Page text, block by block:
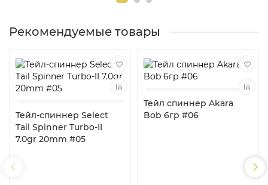
Рекомендуемые товары
Тейл-спиннер Select
Tail Spinner Turbo-II
7.0gr 20mm #05
Тейл спиннер Akara
Bob 6гр #06